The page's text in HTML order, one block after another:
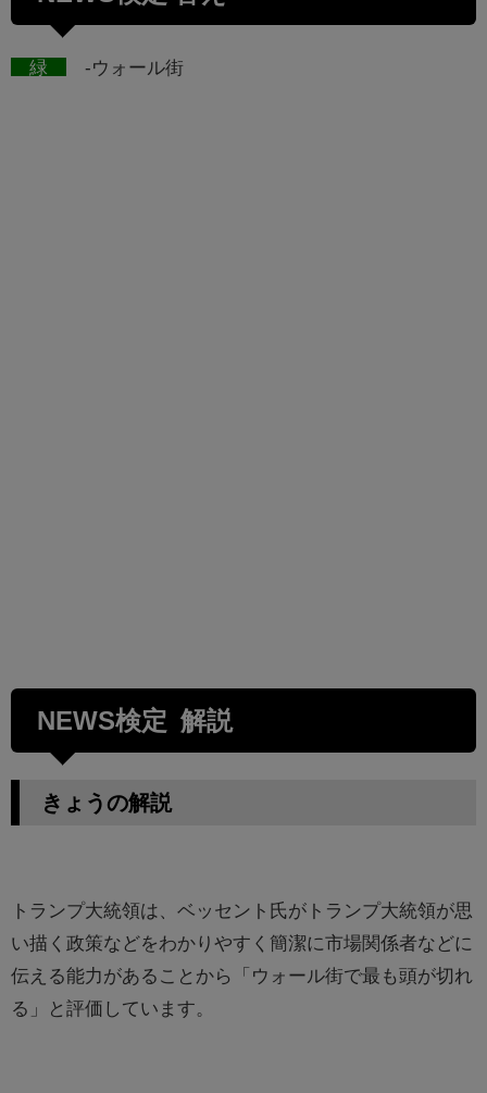
緑 -ウォール街
NEWS検定 解説
きょうの解説
トランプ大統領は、ベッセント氏がトランプ大統領が思
い描く政策などをわかりやすく簡潔に市場関係者などに
伝える能力があることから「ウォール街で最も頭が切れ
る」と評価しています。